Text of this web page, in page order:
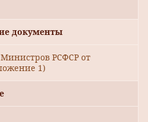
документы
РСФСР от
1)